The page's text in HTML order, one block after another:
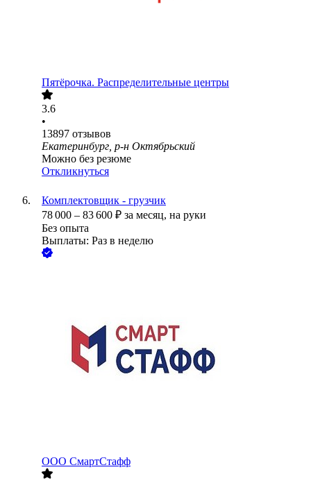
Пятёрочка. Распределительные центры
3.6
•
13897 отзывов
Екатеринбург, р-н Октябрьский
Можно без резюме
Откликнуться
Комплектовщик - грузчик
78 000 – 83 600 ₽ за месяц, на руки
Без опыта
Выплаты: Раз в неделю
ООО СмартСтафф